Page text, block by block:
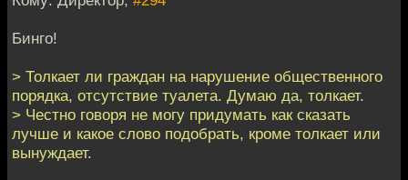
Бинго!
> Толкает ли граждан на нарушение общественного
порядка, отсутствие туалета. Думаю да, толкает.
> Честно говоря не могу придумать как сказать
лучше и какое слово подобрать, кроме толкает или
вынуждает.